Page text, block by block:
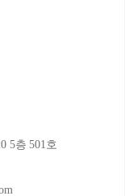
5층 501호